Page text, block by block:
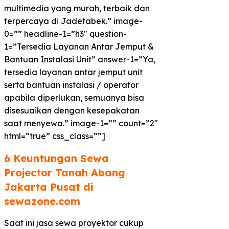
multimedia yang murah, terbaik dan
terpercaya di Jadetabek.” image-
0=”” headline-1=”h3″ question-
1=”Tersedia Layanan Antar Jemput &
Bantuan Instalasi Unit” answer-1=”Ya,
tersedia layanan antar jemput unit
serta bantuan instalasi / operator
apabila diperlukan, semuanya bisa
disesuaikan dengan kesepakatan
saat menyewa.” image-1=”” count=”2″
html=”true” css_class=””]
6 Keuntungan Sewa
Projector Tanah Abang
Jakarta Pusat di
sewazone.com​
Saat ini jasa sewa proyektor cukup